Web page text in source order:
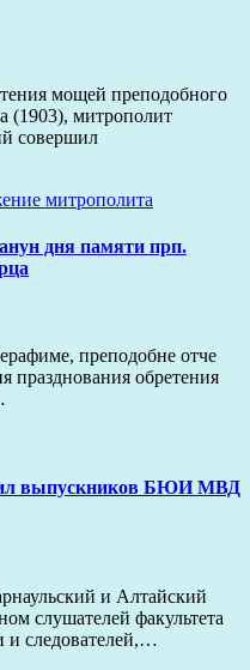
мощей преподобного
(1903), митрополит
совершил
митрополита
дня памяти прп.
преподобне отче
празднования обретения
выпускников БЮИ МВД
и Алтайский
слушателей факультета
и следователей,…